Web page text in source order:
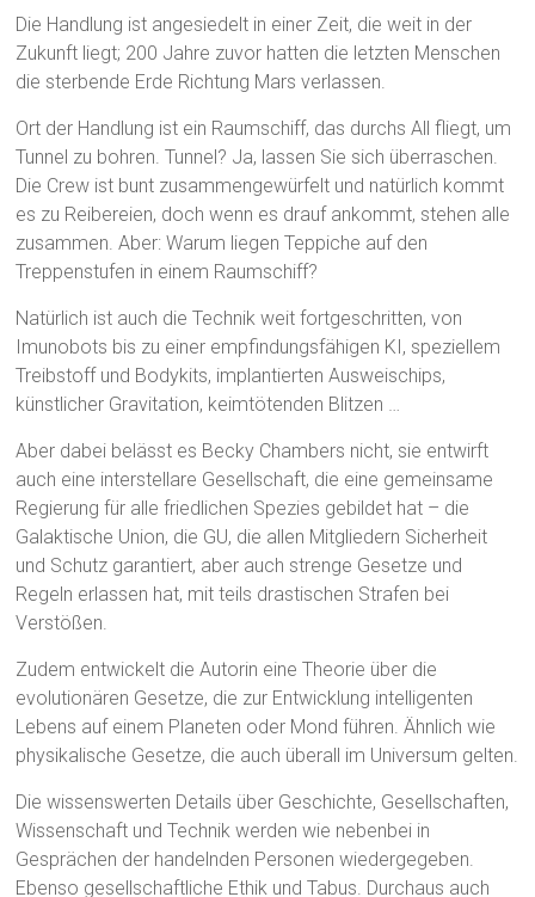
Die Handlung ist angesiedelt in einer Zeit, die weit in der
Zukunft liegt; 200 Jahre zuvor hatten die letzten Menschen
die sterbende Erde Richtung Mars verlassen.
Ort der Handlung ist ein Raumschiff, das durchs All fliegt, um
Tunnel zu bohren. Tunnel? Ja, lassen Sie sich überraschen.
Die Crew ist bunt zusammengewürfelt und natürlich kommt
es zu Reibereien, doch wenn es drauf ankommt, stehen alle
zusammen. Aber: Warum liegen Teppiche auf den
Treppenstufen in einem Raumschiff?
Natürlich ist auch die Technik weit fortgeschritten, von
Imunobots bis zu einer empfindungsfähigen KI, speziellem
Treibstoff und Bodykits, implantierten Ausweischips,
künstlicher Gravitation, keimtötenden Blitzen …
Aber dabei belässt es Becky Chambers nicht, sie entwirft
auch eine interstellare Gesellschaft, die eine gemeinsame
Regierung für alle friedlichen Spezies gebildet hat – die
Galaktische Union, die GU, die allen Mitgliedern Sicherheit
und Schutz garantiert, aber auch strenge Gesetze und
Regeln erlassen hat, mit teils drastischen Strafen bei
Verstößen.
Zudem entwickelt die Autorin eine Theorie über die
evolutionären Gesetze, die zur Entwicklung intelligenten
Lebens auf einem Planeten oder Mond führen. Ähnlich wie
physikalische Gesetze, die auch überall im Universum gelten.
Die wissenswerten Details über Geschichte, Gesellschaften,
Wissenschaft und Technik werden wie nebenbei in
Gesprächen der handelnden Personen wiedergegeben.
Ebenso gesellschaftliche Ethik und Tabus. Durchaus auch